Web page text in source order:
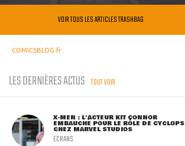
VOIR TOUS LES ARTICLES TRASHBAG
COMICSBLOG.fr
LES DERNIÈRES ACTUS TOUT VOIR
X-MEN : L'ACTEUR KIT CONNOR
EMBAUCHÉ POUR LE RÔLE DE CYCLOPS
CHEZ MARVEL STUDIOS
ECRANS